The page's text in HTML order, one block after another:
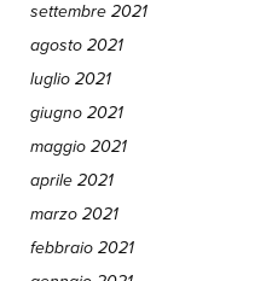
settembre 2021
agosto 2021
luglio 2021
giugno 2021
maggio 2021
aprile 2021
marzo 2021
febbraio 2021